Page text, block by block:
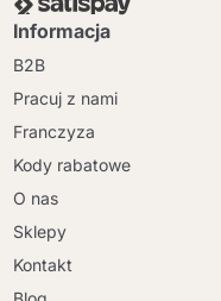
Informacja
B2B
Pracuj z nami
Franczyza
Kody rabatowe
O nas
Sklepy
Kontakt